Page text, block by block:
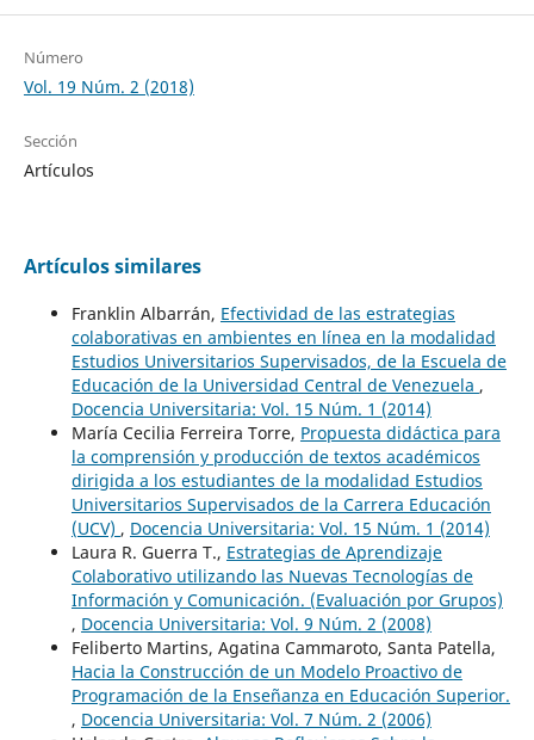
Número
Vol. 19 Núm. 2 (2018)
Sección
Artículos
Artículos similares
Franklin Albarrán, Efectividad de las estrategias
colaborativas en ambientes en línea en la modalidad
Estudios Universitarios Supervisados, de la Escuela de
Educación de la Universidad Central de Venezuela ,
Docencia Universitaria: Vol. 15 Núm. 1 (2014)
María Cecilia Ferreira Torre, Propuesta didáctica para
la comprensión y producción de textos académicos
dirigida a los estudiantes de la modalidad Estudios
Universitarios Supervisados de la Carrera Educación
(UCV) , Docencia Universitaria: Vol. 15 Núm. 1 (2014)
Laura R. Guerra T., Estrategias de Aprendizaje
Colaborativo utilizando las Nuevas Tecnologías de
Información y Comunicación. (Evaluación por Grupos)
, Docencia Universitaria: Vol. 9 Núm. 2 (2008)
Feliberto Martins, Agatina Cammaroto, Santa Patella,
Hacia la Construcción de un Modelo Proactivo de
Programación de la Enseñanza en Educación Superior.
, Docencia Universitaria: Vol. 7 Núm. 2 (2006)